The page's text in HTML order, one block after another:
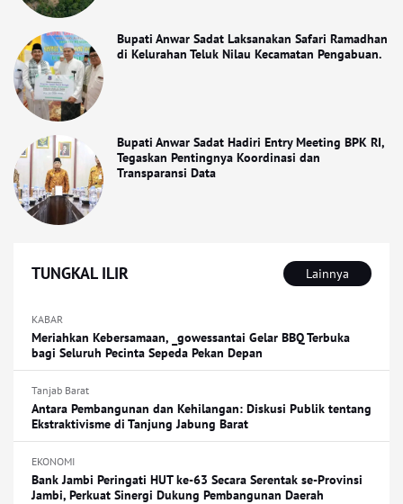
Bupati Anwar Sadat Laksanakan Safari Ramadhan
di Kelurahan Teluk Nilau Kecamatan Pengabuan.
Bupati Anwar Sadat Hadiri Entry Meeting BPK RI,
Tegaskan Pentingnya Koordinasi dan
Transparansi Data
TUNGKAL ILIR Lainnya
KABAR
Meriahkan Kebersamaan, _gowessantai Gelar BBQ Terbuka
bagi Seluruh Pecinta Sepeda Pekan Depan
Tanjab Barat
Antara Pembangunan dan Kehilangan: Diskusi Publik tentang
Ekstraktivisme di Tanjung Jabung Barat
EKONOMI
Bank Jambi Peringati HUT ke-63 Secara Serentak se-Provinsi
Jambi, Perkuat Sinergi Dukung Pembangunan Daerah